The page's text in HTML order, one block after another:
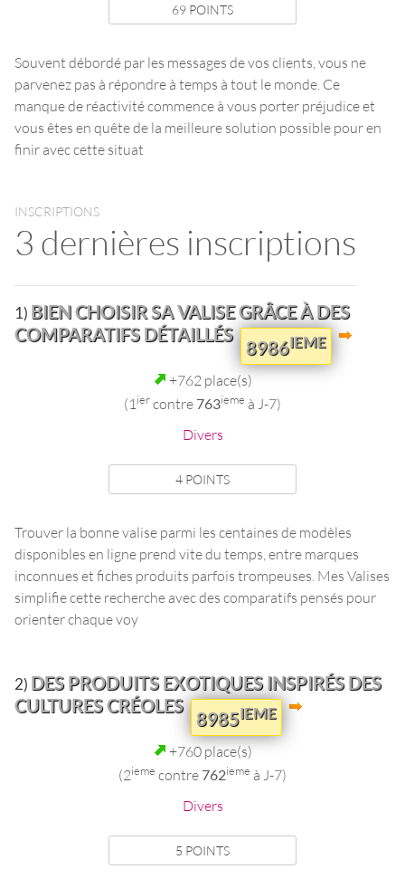
69 POINTS
Souvent débordé par les messages de vos clients, vous ne
parvenez pas à répondre à temps à tout le monde. Ce
manque de réactivité commence à vous porter préjudice et
vous êtes en quête de la meilleure solution possible pour en
finir avec cette situat
INSCRIPTIONS
3 dernières inscriptions
1) BIEN CHOISIR SA VALISE GRÂCE À DES
COMPARATIFS DÉTAILLÉS
8986IEME
+762 place(s)
(1 iercontre 763ieme à J-7)
Divers
4 POINTS
Trouver la bonne valise parmi les centaines de modèles
disponibles en ligne prend vite du temps, entre marques
inconnues et fiches produits parfois trompeuses. Mes Valises
simplifie cette recherche avec des comparatifs pensés pour
orienter chaque voy
2) DES PRODUITS EXOTIQUES INSPIRÉS DES
CULTURES CRÉOLES
8985IEME
+760 place(s)
(2ieme contre 762ieme à J-7)
Divers
5 POINTS